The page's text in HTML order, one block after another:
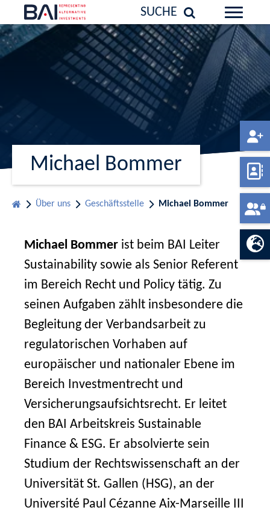
SUCHE
Michael Bommer
Über uns Geschäftsstelle Michael Bommer
Michael Bommer ist beim BAI Leiter
Sustainability sowie als Senior Referent
im Bereich Recht und Policy tätig. Zu
seinen Aufgaben zählt insbesondere die
Begleitung der Verbandsarbeit zu
regulatorischen Vorhaben auf
europäischer und nationaler Ebene im
Bereich Investmentrecht und
Versicherungsaufsichtsrecht. Er leitet
den BAI Arbeitskreis Sustainable
Finance & ESG. Er absolvierte sein
Studium der Rechtswissenschaft an der
Universität St. Gallen (HSG), an der
Université Paul Cézanne Aix-Marseille III